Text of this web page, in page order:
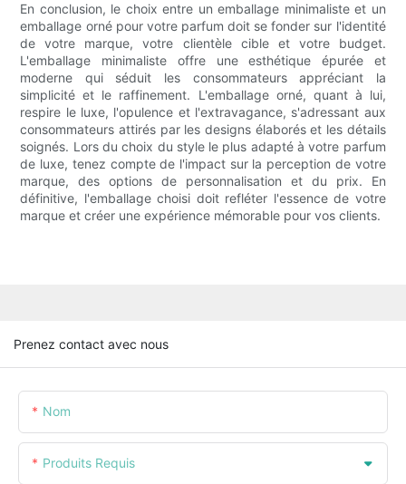
En conclusion, le choix entre un emballage minimaliste et un
emballage orné pour votre parfum doit se fonder sur l'identité
de votre marque, votre clientèle cible et votre budget.
L'emballage minimaliste offre une esthétique épurée et
moderne qui séduit les consommateurs appréciant la
simplicité et le raffinement. L'emballage orné, quant à lui,
respire le luxe, l'opulence et l'extravagance, s'adressant aux
consommateurs attirés par les designs élaborés et les détails
soignés. Lors du choix du style le plus adapté à votre parfum
de luxe, tenez compte de l'impact sur la perception de votre
marque, des options de personnalisation et du prix. En
définitive, l'emballage choisi doit refléter l'essence de votre
marque et créer une expérience mémorable pour vos clients.
Prenez contact avec nous
Nom
Produits Requis